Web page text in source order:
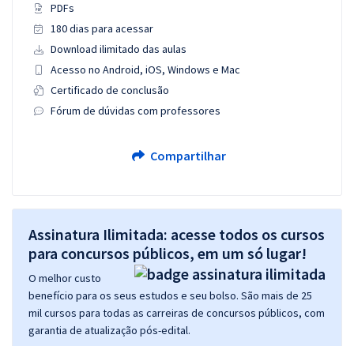
PDFs
180 dias para acessar
Download ilimitado das aulas
Acesso no Android, iOS, Windows e Mac
Certificado de conclusão
Fórum de dúvidas com professores
Compartilhar
Assinatura Ilimitada: acesse todos os cursos
para concursos públicos, em um só lugar!
O melhor custo
benefício para os seus estudos e seu bolso. São mais de 25
mil cursos para todas as carreiras de concursos públicos, com
garantia de atualização pós-edital.